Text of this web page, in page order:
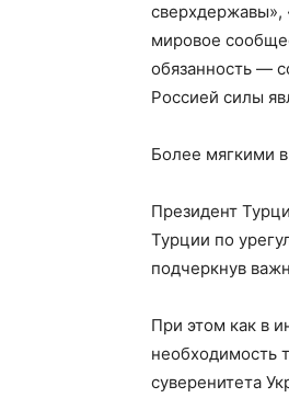
сверхдержавы»,
мировое
обязанность —
Россией силы
Более мягкими
Президент
Турции по
подчеркнув
При этом как в
необходимость
суверенитета